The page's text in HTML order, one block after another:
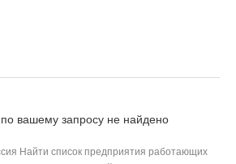
вашему запросу не найдено
Найти список предприятия работающих